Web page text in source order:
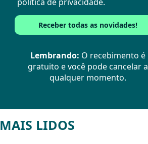
Lembrando: O recebimento é
gratuito e você pode cancelar a
qualquer momento.
MAIS LIDOS